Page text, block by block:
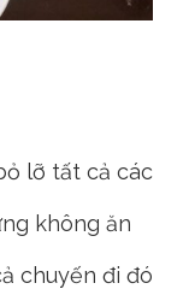
lỡ tất cả các
không ăn
chuyến đi đó